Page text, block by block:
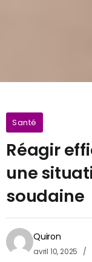
Santé
Réagir
une
soudaine
Quiron
avril 10, 2025